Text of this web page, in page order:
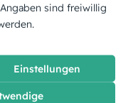
sind freiwillig
Einstellungen